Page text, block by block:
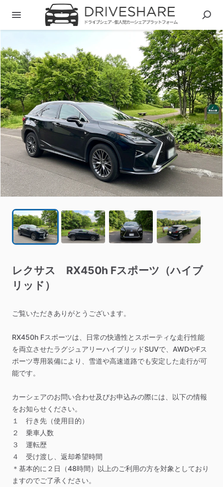
レクサス RX450h Fスポーツ（ハイブ
リッド）
ご覧いただきありがとうございます。
RX450h Fスポーツは、日常の快適性とスポーティな走行性能
を両立させたラグジュアリーハイブリッドSUVで、AWDやFス
ポーツ専用装備により、雪道や高速道路でも安定した走行が可
能です。
カーシェアのお問い合わせ及びお申込みの際には、以下の情報
をお知らせください。
１
行き先（使用目的）
２
乗車人数
３
運転歴
４
受け渡し、返却希望時間
＊基本的に２日（48時間）以上のご利用の方を対象としており
ますのでご了承ください。